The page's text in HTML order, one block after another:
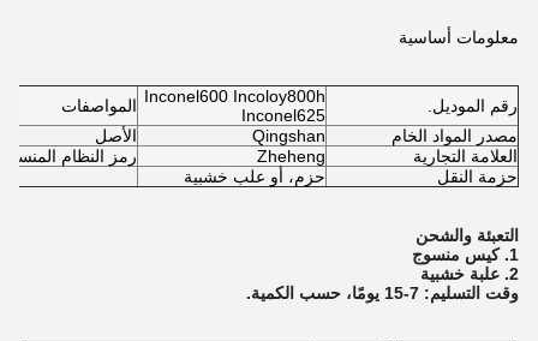
معلومات أساسية
رقم الموديل.
Inconel600 Incoloy800h
Inconel625
المواصفات
مصدر المواد الخام
Qingshan
الأصل
العلامة التجارية
Zheheng
رمز النظام المنسق
حزمة النقل
حزم، أو علب خشبية
التعبئة والشحن
1. كيس منسوج
2. علبة خشبية
وقت التسليم: 7-15 يومًا، حسب الكمية.